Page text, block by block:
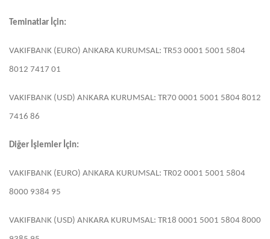
Teminatlar İçin:
VAKIFBANK (EURO) ANKARA KURUMSAL: TR53 0001 5001 5804
8012 7417 01
VAKIFBANK (USD) ANKARA KURUMSAL: TR70 0001 5001 5804 8012
7416 86
Diğer İşlemler İçin:
VAKIFBANK (EURO) ANKARA KURUMSAL: TR02 0001 5001 5804
8000 9384 95
VAKIFBANK (USD) ANKARA KURUMSAL: TR18 0001 5001 5804 8000